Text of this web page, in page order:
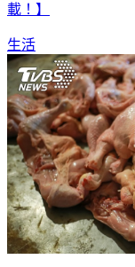
載！】
生活